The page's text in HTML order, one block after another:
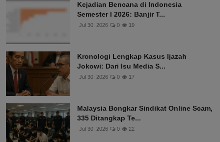
Kejadian Bencana di Indonesia
Semester I 2026: Banjir T...
Jul 30, 2026 0 19
Kronologi Lengkap Kasus Ijazah
Jokowi: Dari Isu Media S...
Jul 30, 2026 0 17
Malaysia Bongkar Sindikat Online Scam,
335 Ditangkap Te...
Jul 30, 2026 0 22